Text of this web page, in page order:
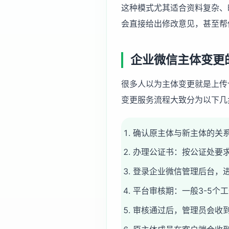
这种模式尤其适合资料复杂
会直接给出修改意见，甚至
企业微信主体变
很多人以为主体变更就是上
变更服务流程大致分为以下
确认原主体与新主体的关
办理公证书：按公证处要
登录企业微信管理后台，
平台审核期：一般3-5个
审核通过后，管理员会收